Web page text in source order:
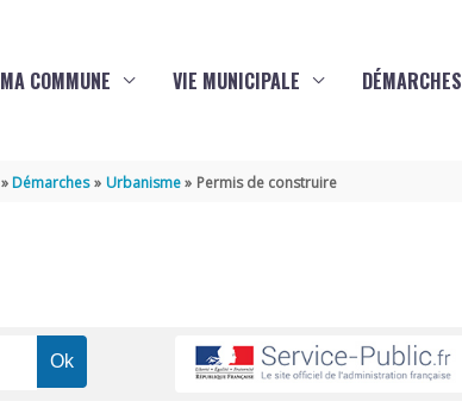
MA COMMUNE VIE MUNICIPALE DÉMARCHES
Démarches Urbanisme Permis de construire